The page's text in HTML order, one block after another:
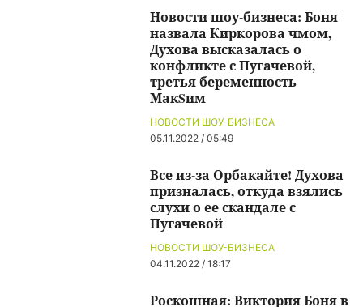
НОВОСТИ ШОУ-БИЗНЕСА
05.11.2022 / 05:49
Новости шоу-бизнеса: Боня
назвала Киркорова чмом,
Духова высказалась о
конфликте с Пугачевой,
третья беременность
МакSим
НОВОСТИ ШОУ-БИЗНЕСА
04.11.2022 / 18:17
Все из-за Орбакайте! Духова
призналась, откуда взялись
слухи о ее скандале с
Пугачевой
Роскошная: Виктория Боня в